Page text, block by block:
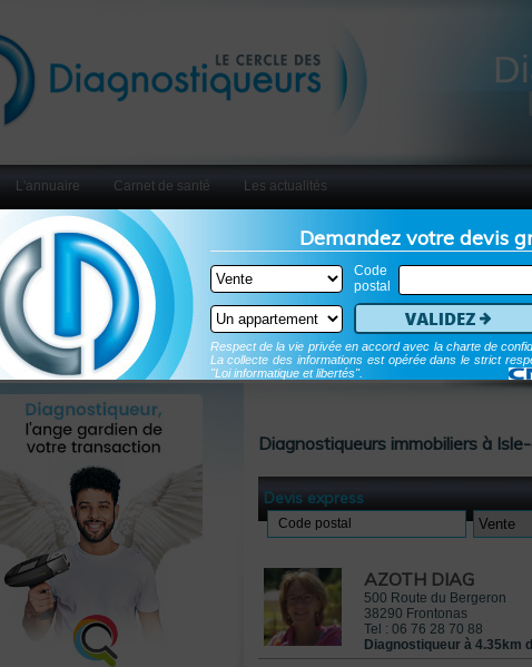
L'annuaire Carnet de santé Les actualités
Demandez votre devis
Code
postal
Validez
Respect de la vie privée en accord avec la charte de
La collecte des informations est opérée dans le strict
"Loi informatique et libertés".
Diagnostiqueurs immobiliers à
Devis express
Code postal
AZOTH DIAG
500 Route du Bergeron
38290 Frontonas
Tel : 06 76 28 70 88
Diagnostiqueur à 4.35km